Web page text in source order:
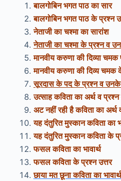
बालगोबिन भगत पाठ का सार
बालगोबिन भगत पाठ के प्रश्न
नेताजी का चश्मा का सारांश
नेताजी का चश्मा के प्रश्न व
मानवीय करुणा की दिव्या चमक
मानवीय करुणा की दिव्य
सूरदास के पद के प्रश्न व उनके
उत्साह कविता का अर्थ व
अट नहीं रही है कविता का अर्थ
यह दंतुरित मुस्कान कविता का
यह दंतुरित मुस्कान कविता के
फसल कविता का भावार्थ
फसल कविता के प्रश्न उत्तर
छाया मत छूना कविता का भावार्थ